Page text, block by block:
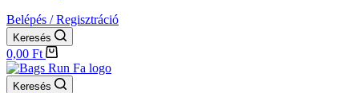
Belépés / Regisztráció
Keresés
Shopping
cart
0,00 Ft
Keresés